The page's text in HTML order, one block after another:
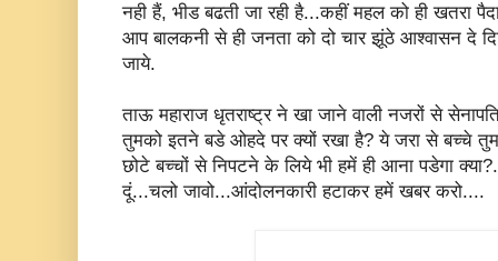
नही हैं, भीड बढती जा रही है...कहीं महल को ही खतरा
आप बालकनी से ही जनता को दो चार झूंठे आश्वासन दे
जाये.
ताऊ महाराज धृतराष्ट्र ने खा जाने वाली नजरों से
तुमको इतने बडे ओहदे पर क्यों रखा है? ये जरा से बच्चे
छोटे बच्चों से निपटने के लिये भी हमें ही आना पडेगा
दूं...चलो जावो...आंदोलनकारी हटाकर हमें खबर करो....